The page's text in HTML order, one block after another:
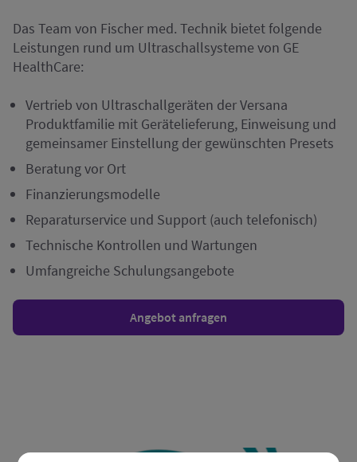
Das Team von Fischer med. Technik bietet folgende
Leistungen rund um Ultraschallsysteme von GE
HealthCare:
Vertrieb von Ultraschallgeräten der Versana
Produktfamilie mit Gerätelieferung, Einweisung und
gemeinsamer Einstellung der gewünschten Presets
Beratung vor Ort
Finanzierungsmodelle
Reparaturservice und Support (auch telefonisch)
Technische Kontrollen und Wartungen
Umfangreiche Schulungsangebote
Angebot anfragen